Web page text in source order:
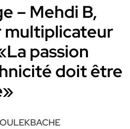
– Mehdi B,
multiplicateur
passion
doit être